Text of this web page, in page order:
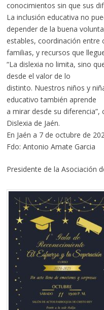
conocimientos sin que sus
La inclusión educativa no
depender de la buena
estables, coordinación entre
familias, y recursos que
“La dislexia no limita, sino
desde el valor de lo
distinto. Nuestros niños y
educativo también aprende
a mirar desde su diferencia”,
Dislexia de Jaén.
En Jaén a 7 de octubre de
Fdo: Antonio Amate Garcia
Presidente de la Asociación